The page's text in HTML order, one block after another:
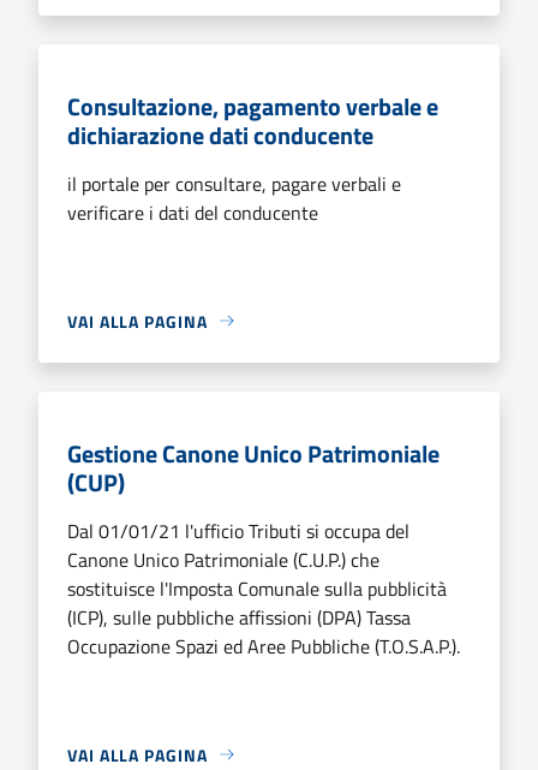
Consultazione, pagamento verbale e
dichiarazione dati conducente
il portale per consultare, pagare verbali e
verificare i dati del conducente
VAI ALLA PAGINA
Gestione Canone Unico Patrimoniale
(CUP)
Dal 01/01/21 l'ufficio Tributi si occupa del
Canone Unico Patrimoniale (C.U.P.) che
sostituisce l'Imposta Comunale sulla pubblicità
(ICP), sulle pubbliche affissioni (DPA) Tassa
Occupazione Spazi ed Aree Pubbliche (T.O.S.A.P.).
VAI ALLA PAGINA